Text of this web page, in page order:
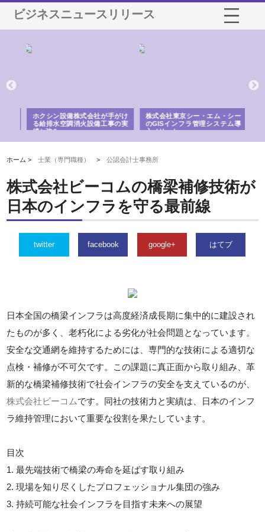
ビジネスニュースリリース
ホクシン設備株式会社が手がけ
る給排水空調消火設備工事の実
績と強み
株式会社東京シー・エム・シー
のGISインフラ管理システム導
入メリット
ホーム >士業（専門職種） >公認会計士事務所
株式会社ビーコムの橋梁補修技術が
日本のインフラを守る最前線
twitter facebook google+ はてブ
日本全国の橋梁インフラは高度経済成長期に集中的に建設され
たものが多く、老朽化による劣化が社会問題となっています。
安全な交通網を維持するためには、専門的な技術による適切な
点検・補修が不可欠です。この課題に真正面から取り組み、革
新的な橋梁補修技術で社会インフラの安全を支えているのが、
株式会社ビーコムです。同社の技術力と実績は、日本のインフ
ラ維持管理において重要な役割を果たしています。
目次
1. 最先端技術で橋梁の寿命を延ばす取り組み
2. 現場を知り尽くしたプロフェッショナル集団の強み
3. 持続可能な社会インフラを目指す未来への展望